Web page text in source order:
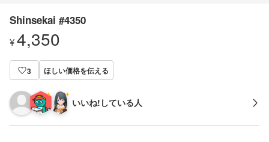
Shinsekai #4350
¥4,350
3 ほしい価格を伝える
いいね!している人